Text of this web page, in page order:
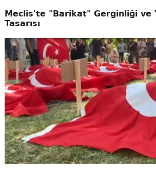
Meclis'te "Barikat" Gerginliği ve
Tasarısı